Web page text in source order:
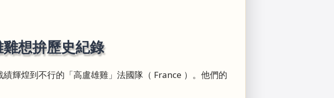
想拚歷史紀錄
輝煌到不行的「高盧雄雞」法國隊（ France ）。他們的